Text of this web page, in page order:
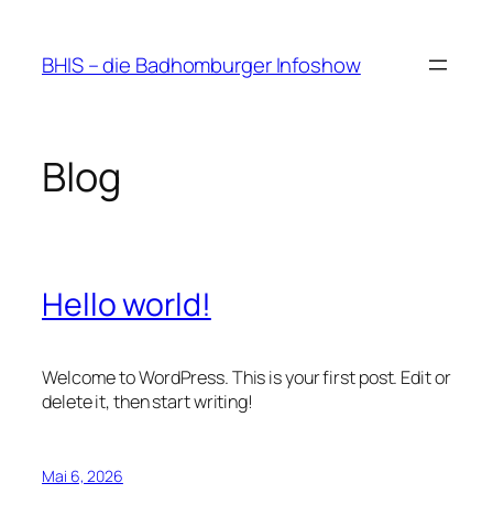
springen
BHIS – die Badhomburger Infoshow
Blog
Hello world!
Welcome to WordPress. This is your first post. Edit or
delete it, then start writing!
Mai 6, 2026